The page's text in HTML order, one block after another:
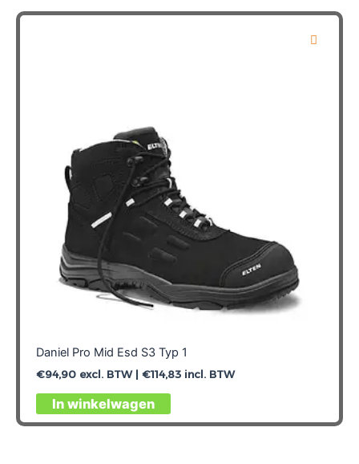
Daniel Pro Mid Esd S3 Typ 1
€94,90excl. BTW | €114,83incl. BTW
In winkelwagen
Dit
product